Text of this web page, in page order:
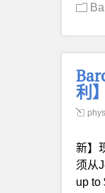
利】
新】
须从
up to